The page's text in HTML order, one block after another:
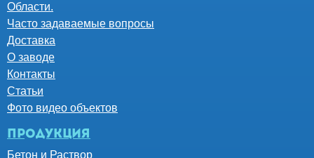
Области.
Часто задаваемые вопросы
Доставка
О заводе
Контакты
Статьи
Фото видео объектов
Продукция
Бетон и Раствор